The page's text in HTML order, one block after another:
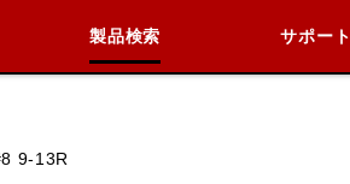
製品検索 サポート
9-13R